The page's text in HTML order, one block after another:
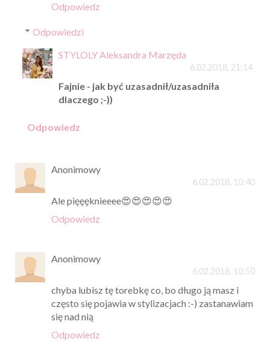
Odpowiedz
Odpowiedzi
STYLOLY Aleksandra Marzęda
6.02.2018, 21:14
Fajnie - jak być uzasadnił/uzasadniła
dlaczego ;-))
Odpowiedz
Anonimowy
6.02.2018, 10:40
Ale pięęęknieeee😍😍😍😍😍
Odpowiedz
Anonimowy
6.02.2018, 10:50
chyba lubisz tę torebkę co, bo długo ją masz i
często się pojawia w stylizacjach :-) zastanawiam
się nad nią
Odpowiedz